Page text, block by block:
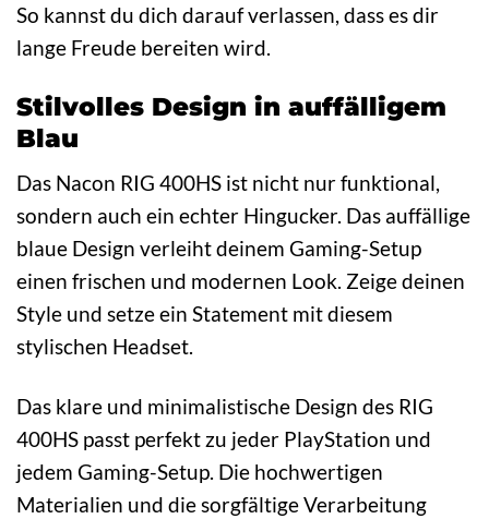
So kannst du dich darauf verlassen, dass es dir
lange Freude bereiten wird.
Stilvolles Design in auffälligem
Blau
Das Nacon RIG 400HS ist nicht nur funktional,
sondern auch ein echter Hingucker. Das auffällige
blaue Design verleiht deinem Gaming-Setup
einen frischen und modernen Look. Zeige deinen
Style und setze ein Statement mit diesem
stylischen Headset.
Das klare und minimalistische Design des RIG
400HS passt perfekt zu jeder PlayStation und
jedem Gaming-Setup. Die hochwertigen
Materialien und die sorgfältige Verarbeitung